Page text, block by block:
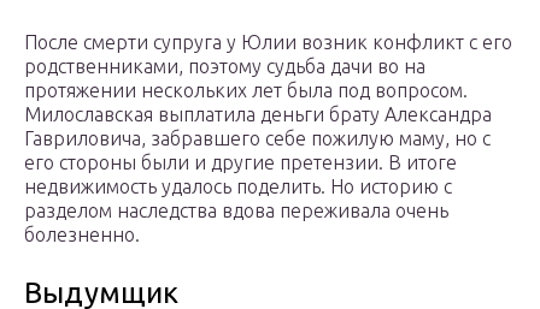
После смерти супруга у Юлии возник конфликт с его
родственниками, поэтому судьба дачи во на
протяжении нескольких лет была под вопросом.
Милославская выплатила деньги брату Александра
Гавриловича, забравшего себе пожилую маму, но с
его стороны были и другие претензии. В итоге
недвижимость удалось поделить. Но историю с
разделом наследства вдова переживала очень
болезненно.
Выдумщик